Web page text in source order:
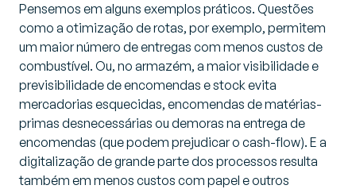
Pensemos em alguns exemplos práticos. Questões
como a otimização de rotas, por exemplo, permitem
um maior número de entregas com menos custos de
combustível. Ou, no armazém, a maior visibilidade e
previsibilidade de encomendas e stock evita
mercadorias esquecidas, encomendas de matérias-
primas desnecessárias ou demoras na entrega de
encomendas (que podem prejudicar o cash-flow). E a
digitalização de grande parte dos processos resulta
também em menos custos com papel e outros